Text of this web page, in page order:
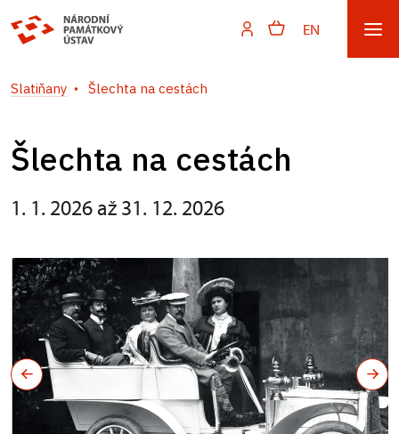
EN
Slatiňany Šlechta na cestách
Šlechta na cestách
1. 1. 2026 až 31. 12. 2026